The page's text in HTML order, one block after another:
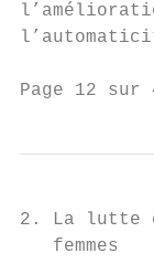
Page 12 sur
2. La lutte
   femmes